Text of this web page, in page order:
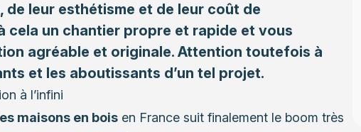
de leur esthétisme et de leur coût de
cela un chantier propre et rapide et vous
agréable et originale. Attention toutefois à
et les aboutissants d’un tel projet.
à l’infini
maisons en boisen France suit finalement le boom très